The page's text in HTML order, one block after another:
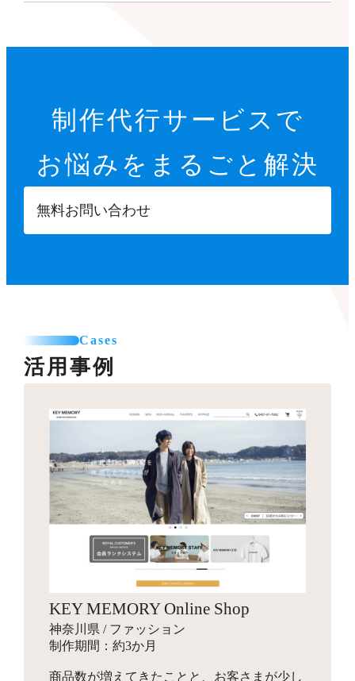
カテゴリごとの商品一覧や、季節に合わせた期間限定の
特集ページ作成を行います。
サムネイル・スライダー作成
商品ページへ誘導するサムネイルや、商品ページ内に掲
て利用可能なパーツを制作します。
バナー作成
るための画像を制作します。
ロゴ作成
お見積り
会社名やサービス、商品に使用するロゴマークをデザイ
10,000円～
検索エンジン対策ワード入力
Search Consoleの設定
22,000円
【設定項目】
特定商取引法に基づく表示設定
配送方法入力
カテゴリー登録
お見積り
他カートサービスからの引っ越しを代行します。
独自ドメイン設定
16,500円～
ご希望のドメインに設定します。
お見積り
新規商品登録、引っ越しでの登録など、ご状況に合わせ
た商品設定代行を行います。
各8,000円～
ご要望に合わせて、部分的なデザインカスタマイズを行
※画像などの素材はオーナーさまにご用意いただきます
SNSエリア設置
送料一覧表テーブル作成
バナー作成・設置
その他
GTMタグ設定代行
Googleタグマネージャーのタグの設計や設置を行いま
す。
撮影代行
お見積り
プロのカメラマンが、商品・モデル・イメージ撮影を行
います。動画撮影にも対応可能です。指定のスタジオへ
す。
インフルエンサーギフティング
88,000円～
ショップの商品をインフルエンサーがSNSでPR投稿する
手配を行い、幅広いインプレッションの獲得を目指しま
パッケージデザイン
お見積り
商品のパッケージやロゴ画像、ブランディングデザイン
を行います。
制作代行サービスで
お悩みを まるごと解決
無料お問い合わせ
Cases
活用事例
KEY MEMORY Online Shop
神奈川県 / ファッション
制作期間：約3か月
商品数が増えてきたことと、お客さまが少し